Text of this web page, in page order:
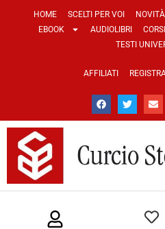
HOME SCELTI PER VOI NOVITÀ
EBOOK
AUDIOLIBRI CORSI
TESTI
AFFILIATI